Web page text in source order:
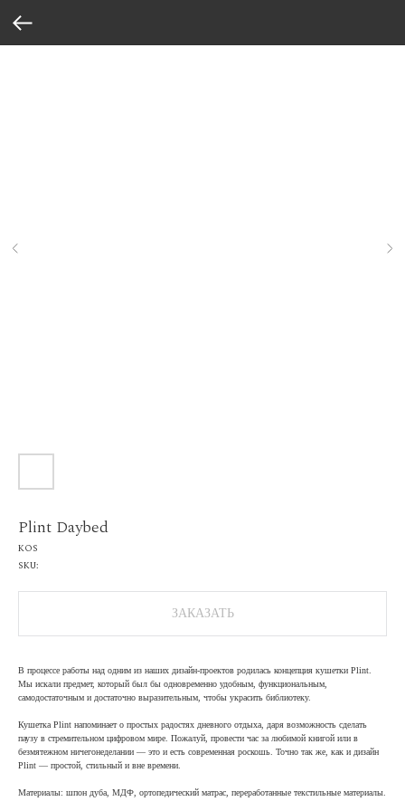
Plint Daybed
KOS
SKU:
ЗАКАЗАТЬ
В процессе работы над одним из наших дизайн-проектов родилась концепция кушетки Plint.
Мы искали предмет, который был бы одновременно удобным, функциональным,
самодостаточным и достаточно выразительным, чтобы украсить библиотеку.
Кушетка Plint напоминает о простых радостях дневного отдыха, даря возможность сделать
паузу в стремительном цифровом мире. Пожалуй, провести час за любимой книгой или в
безмятежном ничегонеделании — это и есть современная роскошь. Точно так же, как и дизайн
Plint — простой, стильный и вне времени.
Материалы: шпон дуба, МДФ, ортопедический матрас, переработанные текстильные материалы.